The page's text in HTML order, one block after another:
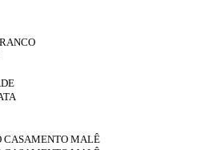
CASAMENTO MALÊ